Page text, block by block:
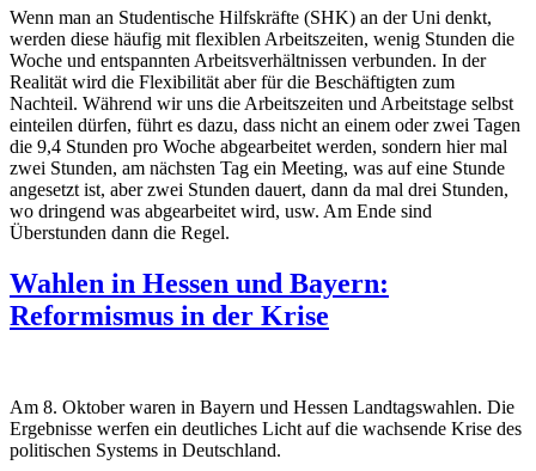
Wenn man an Studentische Hilfskräfte (SHK) an der Uni denkt,
werden diese häufig mit flexiblen Arbeitszeiten, wenig Stunden die
Woche und entspannten Arbeitsverhältnissen verbunden. In der
Realität wird die Flexibilität aber für die Beschäftigten zum
Nachteil. Während wir uns die Arbeitszeiten und Arbeitstage selbst
einteilen dürfen, führt es dazu, dass nicht an einem oder zwei Tagen
die 9,4 Stunden pro Woche abgearbeitet werden, sondern hier mal
zwei Stunden, am nächsten Tag ein Meeting, was auf eine Stunde
angesetzt ist, aber zwei Stunden dauert, dann da mal drei Stunden,
wo dringend was abgearbeitet wird, usw. Am Ende sind
Überstunden dann die Regel.
Wahlen in Hessen und Bayern:
Reformismus in der Krise
Am 8. Oktober waren in Bayern und Hessen Landtagswahlen. Die
Ergebnisse werfen ein deutliches Licht auf die wachsende Krise des
politischen Systems in Deutschland.